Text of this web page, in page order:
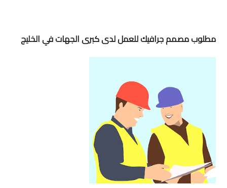
مطلوب مصمم جرافيك للعمل لدى كبرى الجهات في الخليج